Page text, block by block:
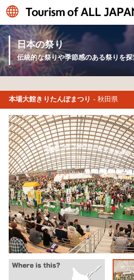
日本の祭り
伝統的な祭りや季節感のある祭りを探
本場大館きりたんぽまつり - 秋田県